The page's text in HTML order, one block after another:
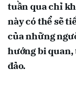
tuần qua chỉ
này có thể sẽ
của những
hướng bi quan,
đảo.